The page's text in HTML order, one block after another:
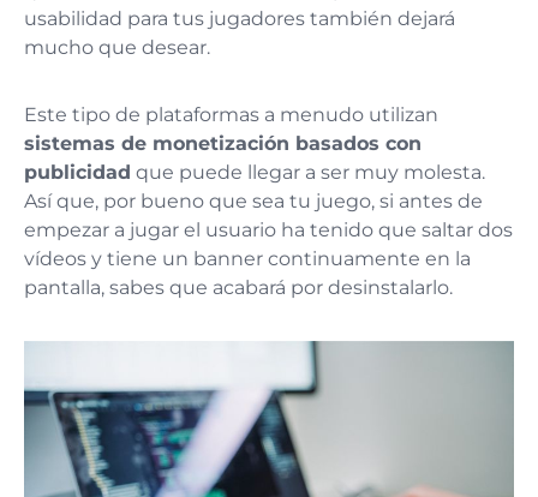
usabilidad para tus jugadores también dejará
mucho que desear.
Este tipo de plataformas a menudo utilizan
sistemas de monetización basados con
publicidad que puede llegar a ser muy molesta.
Así que, por bueno que sea tu juego, si antes de
empezar a jugar el usuario ha tenido que saltar dos
vídeos y tiene un banner continuamente en la
pantalla, sabes que acabará por desinstalarlo.